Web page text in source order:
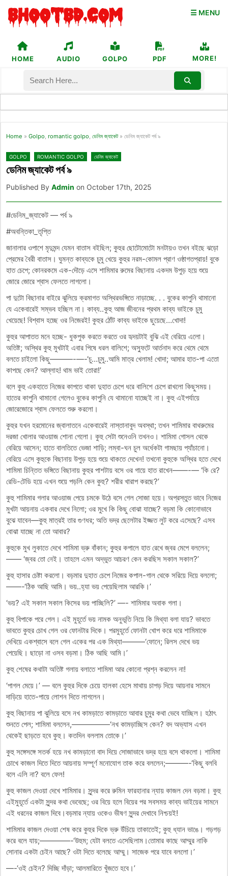
☰ MENU
HOME AUDIO GOLPO PDF MORE!
Home » Golpo, romantic golpo, ডেনিম জ্যাকেট» ডেনিম জ্যাকেট পর্ব ৯
GOLPO ROMANTIC GOLPO ডেনিম জ্যাকেট
ডেনিম জ্যাকেট পর্ব ৯
Published By Admin on October 17th, 2025
#ডেনিম_জ্যাকেট — পর্ব ৯
#অবন্তিকা_তৃপ্তি
জানালার ওপাশে মৃদুমন্দ যেমন বাতাস বইছিল; কুহুর ছোটোমোটো মনটায়ও তখন বইছে ঝড়ো
প্রেমের বৈরী বাতাস। ঘুমন্ত কাব্যকে চুমু খেয়ে কুহুর নরম-কোমল প্রাণ ওষ্ঠাগতপ্রায়! বুকে
হাত চেপে; কোনরকমে এক-দৌড়ে এসে শামিমার রুমের বিছানায় একদম উপুড় হয়ে শুয়ে
জোরে জোরে শ্বাস ফেলতে লাগলো।
পা দুটো বিছানার বাইরে ঝুলিয়ে ক্রমাগত অস্থিরভঙ্গিতে নাড়াচ্ছে. . . বুকের কাপুনি থামানো
যে একেবারেই সম্ভব হচ্ছিল না। কাব্য..কুহু আজ জীবনের প্রথম কাব্য ভাইকে চুমু
খেয়েছে! বিশ্বাস হচ্ছে ওর নিজেরই! কুহুর ঠোঁট কাব্য ভাইকে ছুয়েছে…খোদা!
কুহুর আপাতত মনে হচ্ছে- ধুকপুক করতে করতে ওর হৃদয়টাই বুঝি এই বেরিয়ে এলো।
অতিষ্ট; অস্থির কুহু মুখটাই এবার পিষে ধরল বালিশে; অস্ফুটে আর্তনাদ করে থেমে থেমে
বলতে চাইলো কিছু———-—-‘চু…চুমু..আমি মাত্র খেলাম! খোদা; আমার হাত-পা এতো
কাপছে কেন? আল্লাহ! থাম ভাই তোরা!’
বলে কুহু একহাতে নিজের কাপতে থাকা দুহাত চেপে ধরে বালিশে চেপে রাখলো কিছুসময়।
হাতের কাপুনি থামানো গেলেও বুকের কাপুনি যে থামানো যাচ্ছেই না। কুহু এইপর্যায়ে
জোরেজোরে শ্বাস ফেলতে শুরু করলো।
কুহুর যখন হরমোনের জ্বালাতনে একেবারেই নাস্তানাবুদ অবস্থা; তখন শামিমার বাথরুমের
দরজা খোলার আওয়াজ শোনা গেলো। কুহু সেটা শুনেওনি তখনও। শামিমা গোসল থেকে
বেরিয়ে আসেন; হাতে বালতিতে ভেজা শাড়ি; লম্বা-ঘন চুল অর্ধেকটা গামছায় প্যাঁচানো।
বেরিয়ে এসে কুহুকে বিছানায় উপুড় হয়ে শুয়ে থাকতে দেখেন! তখনো কুহুকে অস্থির হতে দেখে
শামিমা চিন্তিত ভঙ্গিতে বিছানায় কুহুর পাশটায় বসে ওর গায়ে হাত রাখেন——-— ‘কি রে?
রেডি-টেডি হয়ে এখন শুয়ে পড়লি কেন কুহু? শরীর খারাপ করছে?’
কুহু শামিমার গলার আওয়াজ পেয়ে চমকে উঠে বসে গেল সোজা হয়ে। অপ্রস্তুত ভাবে নিজের
মুখটা আয়নায় একবার দেখে নিলো; ওর মুখে কি কিছু বোঝা যাচ্ছে? বড়মা কি কোনোভাবে
বুঝে যাবেন—কুহু মাত্রই তার গুণধর; অতি ভদ্র ছেলেটার ইজ্জত লুট করে এসেছে? এসব
বোঝা যাচ্ছে না তো আবার?
কুহুকে মুখ লুকাতে দেখে শামিমা ভ্রু বাঁকান; কুহুর কপালে হাত রেখে জ্বর ‍মেপে বললেন;
—— ‘জ্বর তো নেই। তাহলে এমন অদ্ভুত আচরণ কেন করছিস সকাল সকাল?’
কুহু হাসার চেষ্টা করলো। বড়মার দুহাত চেপে নিজের কপাল-গাল থেকে সরিয়ে দিয়ে বললো;
——-‘ঠিক আছি আমি। ভয়..হ্যা ভয় পেয়েছিলাম আরকি।’
‘ভয়? এই সকাল সকাল কিসের ভয় পাচ্ছিলি?’ —- শামিমার অবাক গলা।
কুহু বিপাকে পরে গেল। এই মুহূর্তে ভয় নামক অনুভূতি নিয়ে কি মিথ্যা বলা যায়? ভাবতে
ভাবতে কুহুর চোখ গেল ওর ফোনটার দিকে। পরমুহূর্তে ফোনটা খোপ করে ধরে শামিমাকে
দেখিয়ে একশ্বাসে বলে গেল একের পর এক মিথ্যা———‘ফোনে; রিলস দেখে ভয়
পেয়েছি। ছাড়ো না ওসব বড়মা। ঠিক আছি আমি।’
কুহু শেষের কথাটা অতিষ্ট গলায় বলাতে শামিমা আর কোনো প্রশ্ন করলেন না!
‘পাগল মেয়ে।’ — বলে কুহুর দিকে চেয়ে হালকা হেসে মাথায় চাপড় দিয়ে আয়নার সামনে
দাড়িয়ে হাতে-পায়ে লোশন দিতে লাগলেন।
কুহু বিছানায় পা ঝুলিয়ে বসে নখ কামড়াতে কামড়াতে আবার চুমুর কথা ভেবে যাচ্ছিল। হঠাৎ
শুনতে পেল; শামিমা বললেন,—————‘নখ কামড়াচ্ছিস কেন? বদ অভ্যাস এখন
থেকেই ছাড়তে হবে কুহু। কতদিন বললাম তোকে।’
কুহু সঙ্গেসঙ্গে সতর্ক হয়ে নখ কামড়ানো বাদ দিয়ে সোজাভাবে ভদ্র হয়ে বসে থাকলো। শামিমা
চোখে কাজল দিতে দিতে আয়নায় সম্পূর্ণ মনোযোগ তাক করে বললেন;———-‘কিছু বলবি
বলে এলি না? বলে ফেল!
কুহু কাজল দেওয়া দেখে শামিমার। সুন্দর করে রুমিন ফারহানার ন্যায় কাজল দেন বড়মা। কুহু
এইমুহূর্তে একটা সুন্দর কথা ভেবেছে; ওর বিয়ে হলে বিয়ের পর সবসময় কাব্য ভাইয়ের সামনে
এই ধরনের কাজল দিবে।বড়মার ন্যায় ওকেও ভীষণ সুন্দর দেখাবে নিশ্চয়ই!
শামিমার কাজল দেওয়া শেষ করে কুহুর দিকে ভ্রু উঁচিয়ে তাকাতেই; কুহু ধ্যান ভাঙে। গড়গড়
করে বলে যায়;————-‘উহুম; যেটা বলতে এসেছিলাম।তোমার কাছে আম্মুর নাকি
সোনার একটা চেইন আছে? ওটা দিতে বলেছে আম্মু। সাজেক পরে যাবে বললো।’
—-‘ওই চেইন? দিচ্ছি দাঁড়া; আলমারিতে খুঁজতে হবে।’